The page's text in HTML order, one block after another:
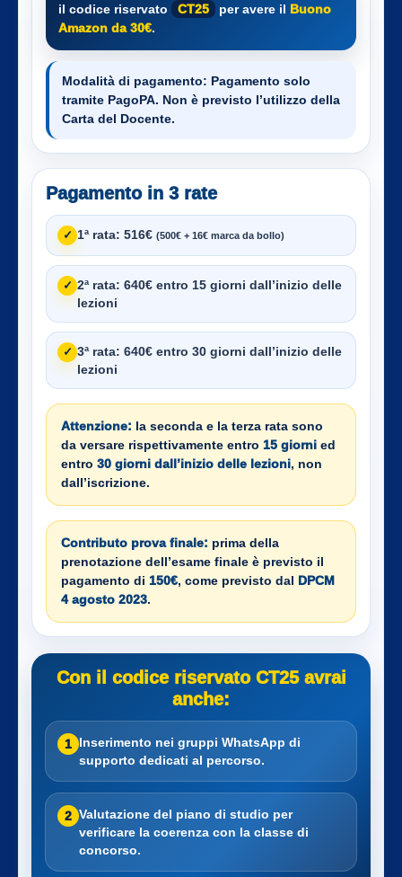
il codice riservato
CT25 per avere il Buono
Amazon da 30€.
Modalità di pagamento: Pagamento solo
tramite PagoPA. Non è previsto l’utilizzo della
Carta del Docente.
Pagamento in 3 rate
✓ 1ª rata: 516€ (500€ + 16€ marca da bollo)
✓ 2ª rata: 640€ entro 15 giorni dall’inizio delle
lezioni
✓ 3ª rata: 640€ entro 30 giorni dall’inizio delle
lezioni
Attenzione: la seconda e la terza rata sono
da versare rispettivamente entro 15 giorni ed
entro 30 giorni dall’inizio delle lezioni, non
dall’iscrizione.
Contributo prova finale: prima della
prenotazione dell’esame finale è previsto il
pagamento di 150€, come previsto dal DPCM
4 agosto 2023.
Con il codice riservato CT25 avrai
anche:
1 Inserimento nei gruppi WhatsApp di
supporto dedicati al percorso.
2 Valutazione del piano di studio per
verificare la coerenza con la classe di
concorso.